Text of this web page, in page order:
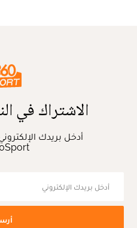
الاشتراك في
أدخل بريدك